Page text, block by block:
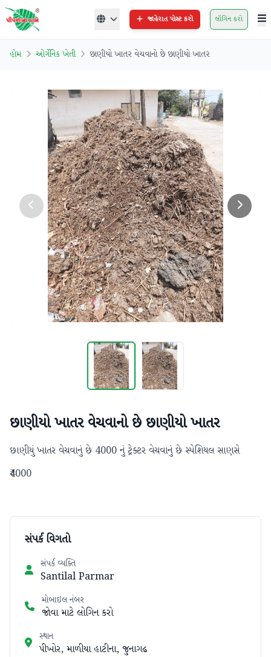
જાહેરાત પોસ્ટ કરો લૉગિન કરો
હોમ ઓર્ગેનિક ખેતી છાણીયો ખાતર વેચવાનો છે છાણીયો ખાતર
છાણીયો ખાતર વેચવાનો છે છાણીયો ખાતર
છાણીયું ખાતર વેચવાનું છે 4000 નું ટ્રેક્ટર વેચવાનું છે સ્પેશિયલ સાણસે
₹4000
સંપર્ક વિગતો
સંપર્ક વ્યક્તિ
Santilal Parmar
મોબાઇલ નંબર
જોવા માટે લોગિન કરો
સ્થાન
પીખોર, માળીયા હાટીના, જુનાગઢ